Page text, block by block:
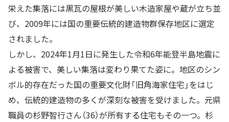
栄えた集落には黒瓦の屋根が美しい木造家屋や蔵が立ち並
び、2009年には国の重要伝統的建造物群保存地区に選定
されました。
しかし、2024年1月1日に発生した令和6年能登半島地震に
よる被害で、美しい集落は変わり果てた姿に。地区のシン
ボル的存在だった国の重要文化財「旧角海家住宅」をはじ
め、伝統的建造物の多くが深刻な被害を受けました。元県
職員の杉野智行さん（36）が所有する住宅もその一つ。杉